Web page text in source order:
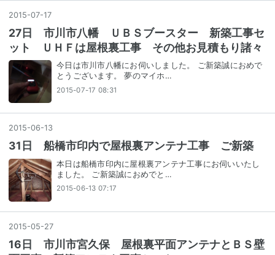
2015-07-17
27日 市川市八幡 ＵＢＳブースター 新築工事セ
ット ＵＨＦは屋根裏工事 その他お見積もり諸々
今日は市川市八幡にお伺いしました。 ご新築誠におめで
とうございます。 夢のマイホ…
2015-07-17 08:31
2015-06-13
31日 船橋市印内で屋根裏アンテナ工事 ご新築
本日は船橋市印内に屋根裏アンテナ工事にお伺いいたし
ました。 ご新築誠におめでと…
2015-06-13 07:17
2015-05-27
16日 市川市宮久保 屋根裏平面アンテナとＢＳ壁